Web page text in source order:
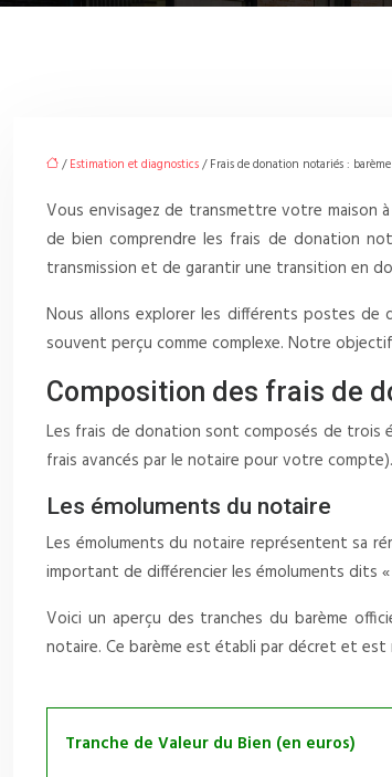
/Estimation et diagnostics/ Frais de donation notariés :
Vous envisagez de transmettre votre
de bien comprendre les frais de donation
transmission et de garantir une transition en
Nous allons explorer les différents postes de
souvent perçu comme complexe. Notre
Composition des frais de
Les frais de donation sont composés de trois
frais avancés par le notaire pour votre
Les émoluments du notaire
Les émoluments du notaire représentent sa
important de différencier les émoluments dits
Voici un aperçu des tranches du barème
notaire. Ce barème est établi par décret et est
Tranche de Valeur du Bien (en euros)